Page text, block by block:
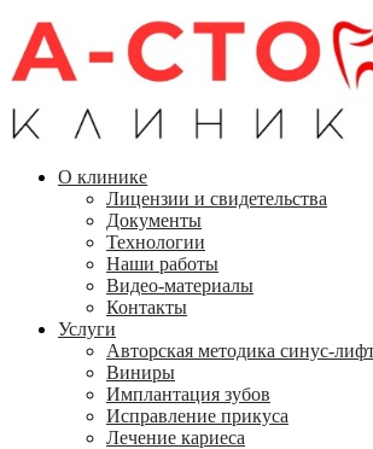
О клинике
Лицензии и свидетельства
Документы
Технологии
Наши работы
Видео-материалы
Контакты
Услуги
Авторская методика синус-
Виниры
Имплантация зубов
Исправление прикуса
Лечение кариеса